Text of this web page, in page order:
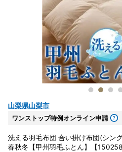
山梨県山梨市
ワンストップ特例オンライン申請
洗える羽毛布団 合い掛け布団(シン
春秋冬【甲州羽毛ふとん】【